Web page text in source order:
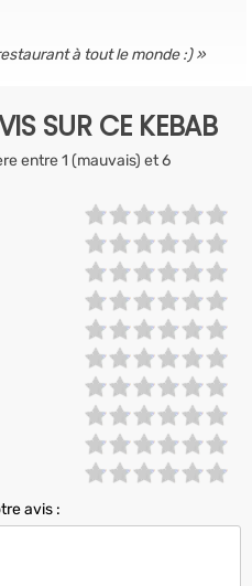
à tout le monde :)
SUR CE KEBAB
entre 1 (mauvais) et 6
avis :